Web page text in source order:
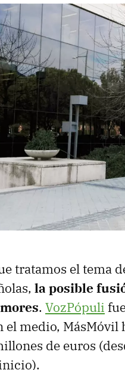
tratamos el tema
la posible
. VozPópuli
el medio,
de euros